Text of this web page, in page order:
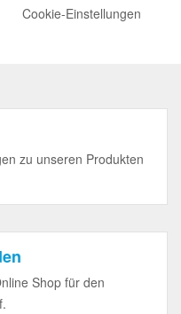
Cookie-Einstellungen
zu unseren Produkten
Shop für den